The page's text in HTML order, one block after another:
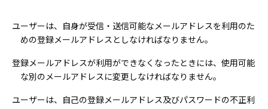
ユーザーは、自身が受信・送信可能なメールアドレスを利用のた
めの登録メールアドレスとしなければなりません。
登録メールアドレスが利用ができなくなったときには、使用可能
な別のメールアドレスに変更しなければなりません。
ユーザーは、自己の登録メールアドレス及びパスワードの不正利